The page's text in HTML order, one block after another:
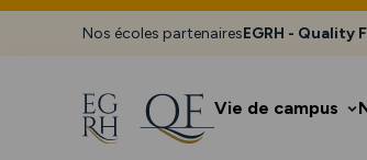
Nos écoles partenairesEGRH - Quality
Vie de campus